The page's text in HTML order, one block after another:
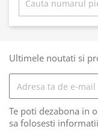
Ultimele noutati si
Te poti dezabona in
sa folosesti